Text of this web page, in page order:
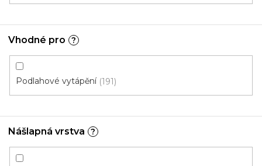
Vhodné pro ?
Podlahové vytápění 191
Nášlapná vrstva ?
SPC / 35143
Skladem, ihned k odeslání